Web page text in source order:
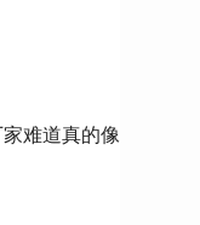
难道真的像